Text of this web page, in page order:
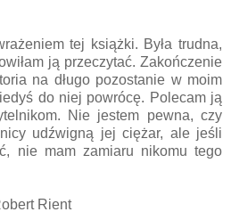
tej książki. Była trudna,
ją przeczytać. Zakończenie
na długo pozostanie w moim
do niej powrócę. Polecam ją
Nie jestem pewna, czy
udźwigną jej ciężar, ale jeśli
nie mam zamiaru nikomu tego
Rient